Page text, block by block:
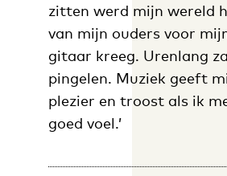
zitten werd mijn wereld
van mijn ouders voor
gitaar kreeg. Urenlang
pingelen. Muziek geeft
plezier en troost als ik
goed voel.’